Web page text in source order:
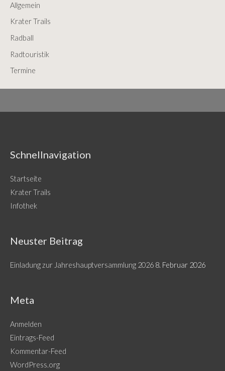
h
f
o
r
Allgemein
Krater Trails
Radball
Radtouristik
Termine
Schnellnavigation
Startseite
Krater Trails
Infothek
Neuster Beitrag
Einladung zur Jahreshauptversammlung 2026 8. Februar 2026
Meta
Anmelden
Eintrags-Feed
Kommentar-Feed
WordPress.org